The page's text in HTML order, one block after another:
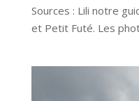
Sources : Lili notre
et Petit Futé. Les